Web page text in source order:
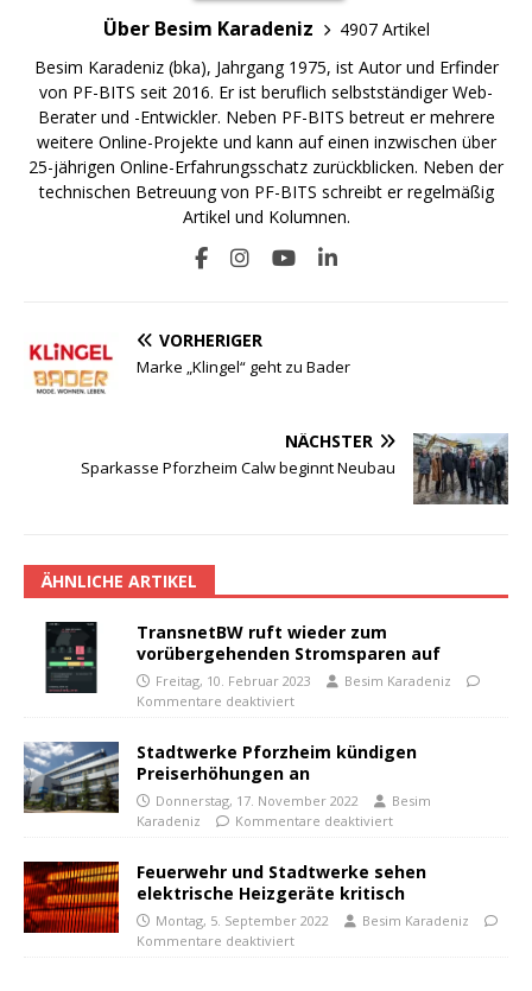
Über Besim Karadeniz
4907 Artikel
Besim Karadeniz (bka), Jahrgang 1975, ist Autor und Erfinder
von PF-BITS seit 2016. Er ist beruflich selbstständiger Web-
Berater und -Entwickler. Neben PF-BITS betreut er mehrere
weitere Online-Projekte und kann auf einen inzwischen über
25-jährigen Online-Erfahrungsschatz zurückblicken. Neben der
technischen Betreuung von PF-BITS schreibt er regelmäßig
Artikel und Kolumnen.
VORHERIGER
Marke „Klingel“ geht zu Bader
NÄCHSTER
Sparkasse Pforzheim Calw beginnt Neubau
ÄHNLICHE ARTIKEL
TransnetBW ruft wieder zum
vorübergehenden Stromsparen auf
Freitag, 10. Februar 2023
Besim Karadeniz
Kommentare deaktiviert
Stadtwerke Pforzheim kündigen
Preiserhöhungen an
Donnerstag, 17. November 2022
Besim
Karadeniz
Kommentare deaktiviert
Feuerwehr und Stadtwerke sehen
elektrische Heizgeräte kritisch
Montag, 5. September 2022
Besim Karadeniz
Kommentare deaktiviert